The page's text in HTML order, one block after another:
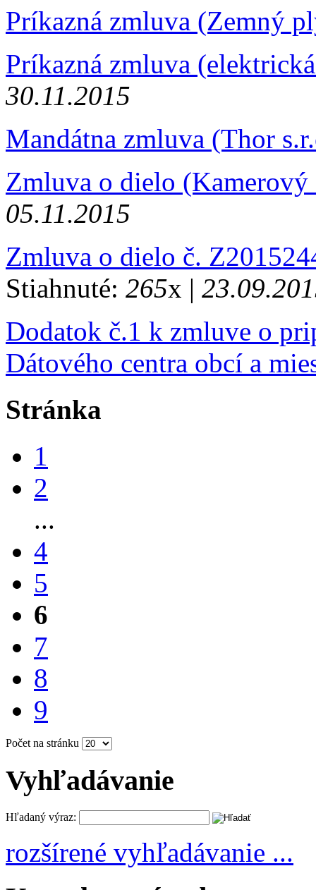
Príkazná zmluva (Zemný
Príkazná zmluva
30.11.2015
Mandátna zmluva (Thor
Zmluva o dielo
05.11.2015
Zmluva o dielo č.
Stiahnuté: 265x |
Dodatok č.1 k zmluve o
Dátového centra obcí a
Stránka
1
2
...
4
5
6
7
8
9
Počet na stránku
Vyhľadávanie
Hľadaný výraz:
rozšírené vyhľadávanie ...